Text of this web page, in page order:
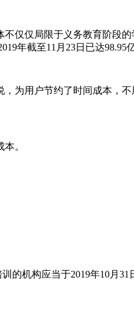
仅仅局限于义务教育阶段
年截至11月23日已达98.95亿
为用户节约了时间成本，
。
的机构应当于2019年10月31